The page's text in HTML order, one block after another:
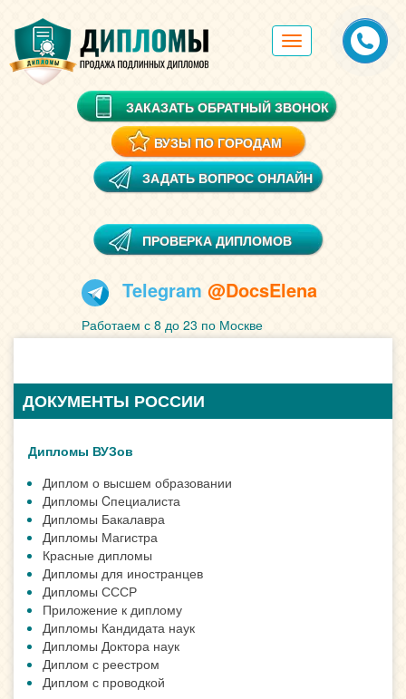
Toggle
navigation
ЗАКАЗАТЬ ОБРАТНЫЙ ЗВОНОК
ВУЗЫ ПО ГОРОДАМ
ЗАДАТЬ ВОПРОС ОНЛАЙН
ПРОВЕРКА ДИПЛОМОВ
Telegram @DocsElena
Работаем с 8 до 23 по Москве
ДОКУМЕНТЫ РОССИИ
Дипломы ВУЗов
Диплом о высшем образовании
Дипломы Cпециалиста
Дипломы Бакалавра
Дипломы Магистра
Красные дипломы
Дипломы для иностранцев
Дипломы СССР
Приложение к диплому
Дипломы Кандидата наук
Дипломы Доктора наук
Диплом с реестром
Диплом с проводкой